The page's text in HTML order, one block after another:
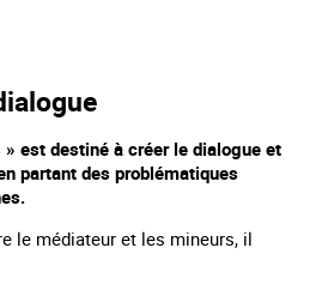
» est destiné à créer le dialogue et
partant des problématiques
le médiateur et les mineurs, il